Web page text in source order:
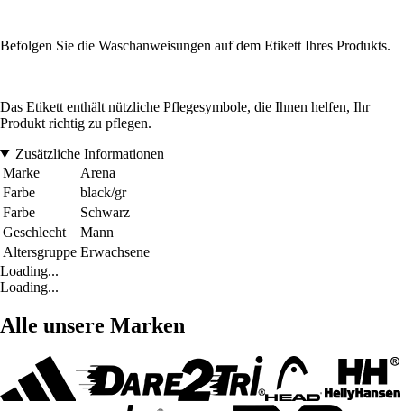
Befolgen Sie die Waschanweisungen auf dem Etikett Ihres Produkts.
Das Etikett enthält nützliche Pflegesymbole, die Ihnen helfen, Ihr
Produkt richtig zu pflegen.
Zusätzliche Informationen
Marke
Arena
Farbe
black/gr
Farbe
Schwarz
Geschlecht
Mann
Altersgruppe Erwachsene
Loading...
Loading...
Alle unsere Marken